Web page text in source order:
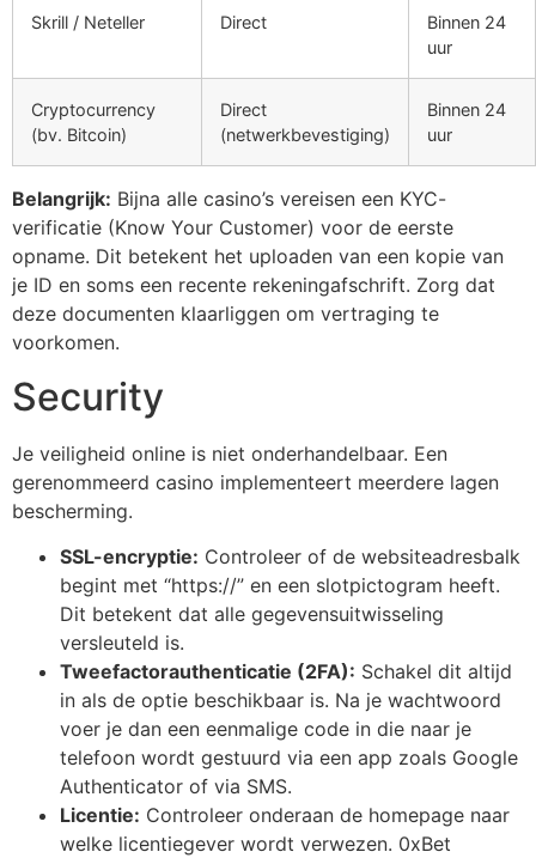
Skrill / Neteller Direct
Binnen 24
uur
Cryptocurrency
(bv. Bitcoin)
Direct
(netwerkbevestiging)
Binnen 24
uur
Belangrijk: Bijna alle casino’s vereisen een KYC-
verificatie (Know Your Customer) voor de eerste
opname. Dit betekent het uploaden van een kopie van
je ID en soms een recente rekeningafschrift. Zorg dat
deze documenten klaarliggen om vertraging te
voorkomen.
Security
Je veiligheid online is niet onderhandelbaar. Een
gerenommeerd casino implementeert meerdere lagen
bescherming.
SSL-encryptie: Controleer of de websiteadresbalk
begint met “https://” en een slotpictogram heeft.
Dit betekent dat alle gegevensuitwisseling
versleuteld is.
Tweefactorauthenticatie (2FA): Schakel dit altijd
in als de optie beschikbaar is. Na je wachtwoord
voer je dan een eenmalige code in die naar je
telefoon wordt gestuurd via een app zoals Google
Authenticator of via SMS.
Licentie: Controleer onderaan de homepage naar
welke licentiegever wordt verwezen. 0xBet